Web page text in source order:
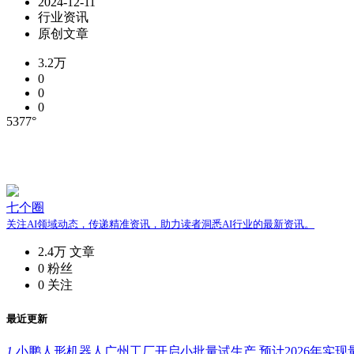
行业资讯
原创文章
3.2万
0
0
0
5377°
七个圈
关注AI领域动态，传递精准资讯，助力读者洞悉AI行业的最新资讯。
2.4万 文章
0 粉丝
0 关注
最近更新
1. 小鹏人形机器人广州工厂开启小批量试生产 预计2026年实现